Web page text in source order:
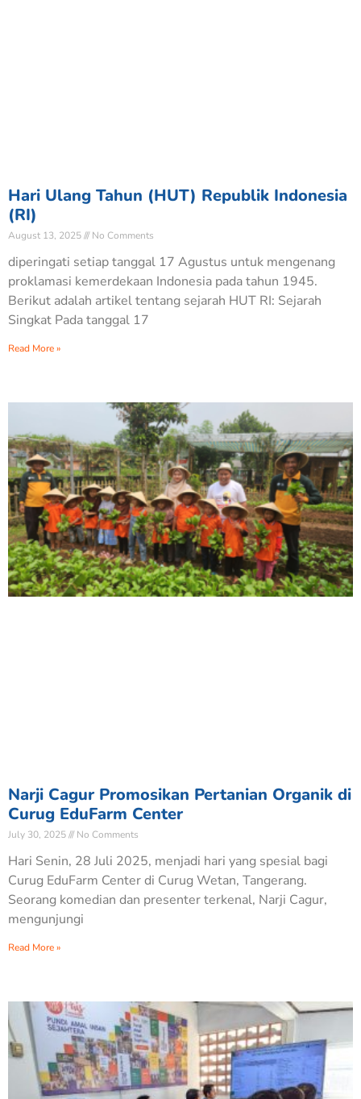
Hari Ulang Tahun (HUT) Republik Indonesia
(RI)
August 13, 2025 No Comments
diperingati setiap tanggal 17 Agustus untuk mengenang
proklamasi kemerdekaan Indonesia pada tahun 1945.
Berikut adalah artikel tentang sejarah HUT RI: Sejarah
Singkat Pada tanggal 17
Read More »
Narji Cagur Promosikan Pertanian Organik di
Curug EduFarm Center
July 30, 2025 No Comments
Hari Senin, 28 Juli 2025, menjadi hari yang spesial bagi
Curug EduFarm Center di Curug Wetan, Tangerang.
Seorang komedian dan presenter terkenal, Narji Cagur,
mengunjungi
Read More »